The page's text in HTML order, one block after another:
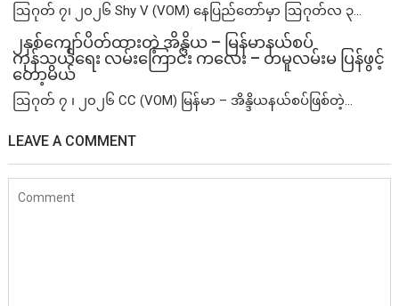
ဩဂုတ် ၇၊ ၂၀၂၆ Shy V (VOM) နေပြည်တော်မှာ ဩဂုတ်လ ၃...
၂နှစ်​ကျော်ပိတ်ထားတဲ့ အိန္ဒိယ – မြန်မာနယ်စပ်
ကုန်သွယ်ရေး လမ်းကြောင်း ကလေး – တမူလမ်းမ ပြန်ဖွင့်
တော့မယ်
ဩဂုတ် ၇ ၊ ၂၀၂၆ CC (VOM) မြန်မာ – အိန္ဒိယနယ်စပ်ဖြစ်တဲ့...
LEAVE A COMMENT